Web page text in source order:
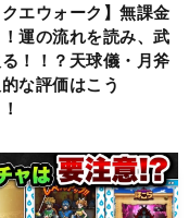
クエウォーク】無課金
運の流れを読み、武
！！？天球儀・月斧
な評価はこう